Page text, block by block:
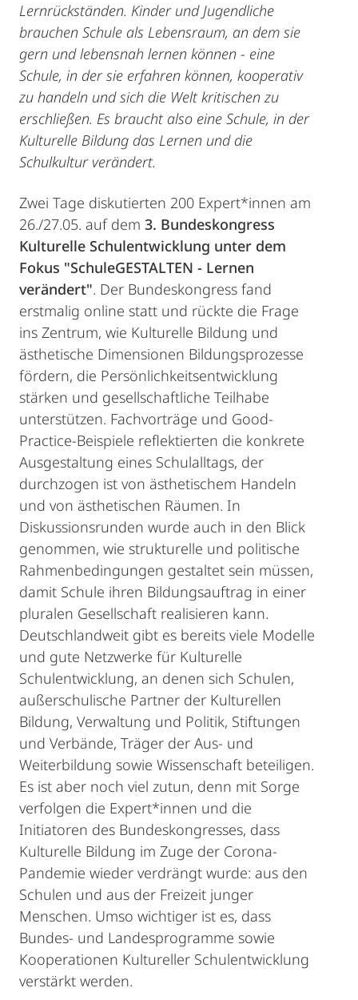
Lernrückständen. Kinder und Jugendliche
brauchen Schule als Lebensraum, an dem sie
gern und lebensnah lernen können - eine
Schule, in der sie erfahren können, kooperativ
zu handeln und sich die Welt kritischen zu
erschließen. Es braucht also eine Schule, in der
Kulturelle Bildung das Lernen und die
Schulkultur verändert.
Zwei Tage diskutierten 200 Expert*innen am
26./27.05. auf dem 3. Bundeskongress
Kulturelle Schulentwicklung unter dem
Fokus "SchuleGESTALTEN - Lernen
verändert". Der Bundeskongress fand
erstmalig online statt und rückte die Frage
ins Zentrum, wie Kulturelle Bildung und
ästhetische Dimensionen Bildungsprozesse
fördern, die Persönlichkeitsentwicklung
stärken und gesellschaftliche Teilhabe
unterstützen. Fachvorträge und Good-
Practice-Beispiele reflektierten die konkrete
Ausgestaltung eines Schulalltags, der
durchzogen ist von ästhetischem Handeln
und von ästhetischen Räumen. In
Diskussionsrunden wurde auch in den Blick
genommen, wie strukturelle und politische
Rahmenbedingungen gestaltet sein müssen,
damit Schule ihren Bildungsauftrag in einer
pluralen Gesellschaft realisieren kann.
Deutschlandweit gibt es bereits viele Modelle
und gute Netzwerke für Kulturelle
Schulentwicklung, an denen sich Schulen,
außerschulische Partner der Kulturellen
Bildung, Verwaltung und Politik, Stiftungen
und Verbände, Träger der Aus- und
Weiterbildung sowie Wissenschaft beteiligen.
Es ist aber noch viel zutun, denn mit Sorge
verfolgen die Expert*innen und die
Initiatoren des Bundeskongresses, dass
Kulturelle Bildung im Zuge der Corona-
Pandemie wieder verdrängt wurde: aus den
Schulen und aus der Freizeit junger
Menschen. Umso wichtiger ist es, dass
Bundes- und Landesprogramme sowie
Kooperationen Kultureller Schulentwicklung
verstärkt werden.